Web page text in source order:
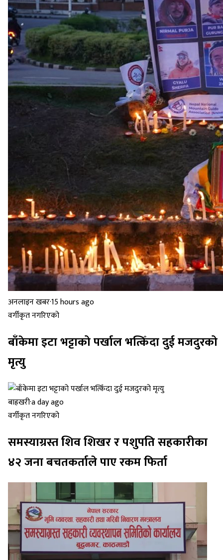
अनलाइन खबर·15 hours ago
वर्गीकृत नगरिएको
बाँकेमा इटा भट्टाको पर्खाल भत्किँदा दुई मजदुरको
मृत्यु
बाह्रखरी·a day ago
वर्गीकृत नगरिएको
समस्याग्रस्त शिव शिखर र पशुपति सहकारीका
४२ जना बचतकर्ताले पाए रकम फिर्ता